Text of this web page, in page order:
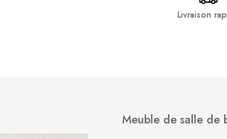
Livraison
Meuble de salle de